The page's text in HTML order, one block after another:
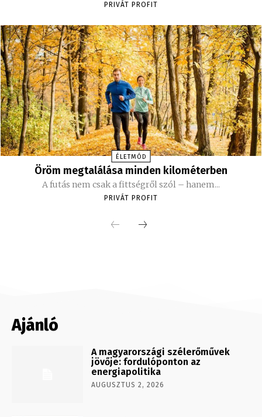
PRIVÁT PROFIT
ÉLETMÓD
Öröm megtalálása minden kilométerben
A futás nem csak a fittségről szól – hanem...
PRIVÁT PROFIT
Ajánló
A magyarországi szélerőművek
jövője: fordulóponton az
energiapolitika
AUGUSZTUS 2, 2026